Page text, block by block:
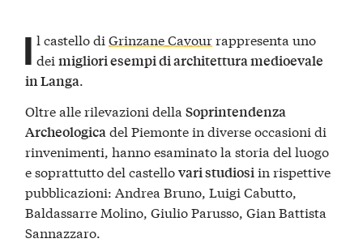
I l castello diGrinzane Cavourrappresenta uno
deimigliori esempi di architettura medioevale
in Langa.
Oltre alle rilevazioni dellaSoprintendenza
Archeologica del Piemonte in diverse occasioni di
rinvenimenti, hanno esaminato la storia del luogo
e soprattutto del castellovari studiosi in rispettive
pubblicazioni: Andrea Bruno, Luigi Cabutto,
Baldassarre Molino, Giulio Parusso, Gian Battista
Sannazzaro.